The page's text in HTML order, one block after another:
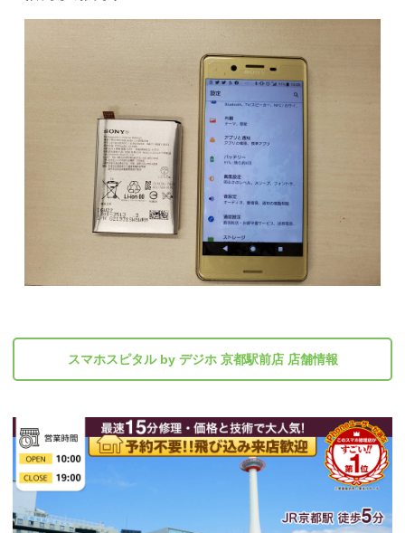
スマホスピタル by デジホ 京都駅前店 店舗情報